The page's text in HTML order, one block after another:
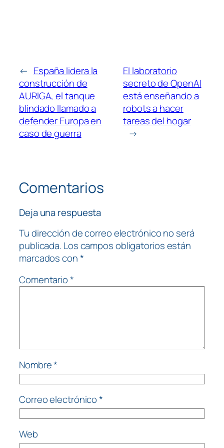
← España lidera la
construcción de
AURIGA, el tanque
blindado llamado a
defender Europa en
caso de guerra
El laboratorio
secreto de OpenAI
está enseñando a
robots a hacer
tareas del hogar
→
Comentarios
Deja una respuesta
Tu dirección de correo electrónico no será
publicada. Los campos obligatorios están
marcados con*
Comentario*
Nombre*
Correo electrónico*
Web